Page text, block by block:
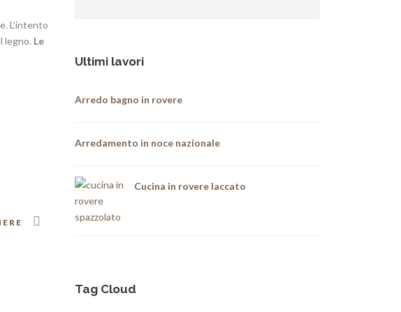
L’intento
legno. Le
Ultimi lavori
Arredo bagno in rovere
Arredamento in noce nazionale
Cucina in rovere laccato
Tag Cloud